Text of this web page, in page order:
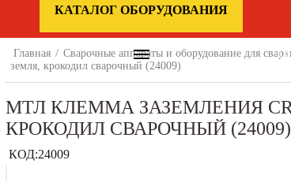
КАТАЛОГ ОБОРУДОВАНИЯ
Главная / Сварочные аппараты и оборудование для
земля, крокодил сварочный (24009)
МТЛ КЛЕММА ЗАЗЕМЛЕНИЯ
КРОКОДИЛ СВАРОЧНЫЙ (24009)
КОД:24009